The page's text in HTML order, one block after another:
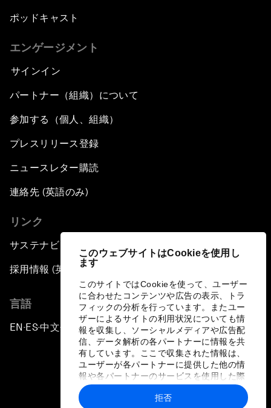
このウェブサイトはCookieを使用し
ます
このサイトではCookieを使って、ユーザー
に合わせたコンテンツや広告の表示、トラ
フィックの分析を行っています。またユー
ザーによるサイトの利用状況についても情
報を収集し、ソーシャルメディアや広告配
信、データ解析の各パートナーに情報を共
有しています。ここで収集された情報は、
ユーザーが各パートナーに提供した他の情
報や各パートナーのサービスを使用した際
に収集された情報と組み合わされ、各パー
トナーによって使用されることがありま
拒否
ポッドキャスト
エンゲージメント
サインイン
パートナー（組織）について
参加する（個人、組織）
プレスリリース登録
ニュースレター購読
連絡先 (英語のみ)
リンク
サステナビリティへの取り組み
採用情報 (英語のみ)
言語
EN ▪ES▪中文▪ 日本語